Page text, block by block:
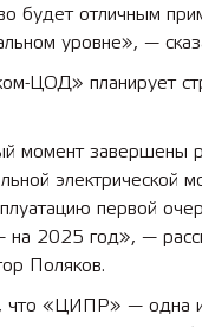
будет отличным
уровне», —
ЦОД» планирует
момент завершены
электрической
первой
2025 год», —
Поляков.
что «ЦИПР» — одна